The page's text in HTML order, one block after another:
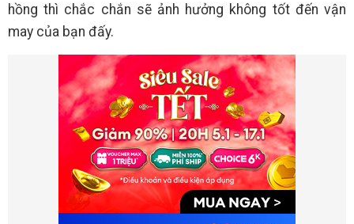
hồng thì chắc chắn sẽ ảnh hưởng không tốt đến vận
may của bạn đấy.